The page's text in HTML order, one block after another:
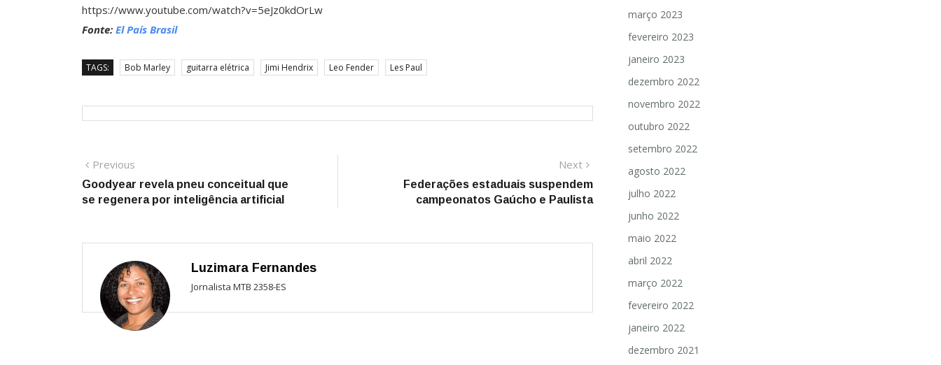
https://www.youtube.com/watch?v=5eJz0kdOrLw
Fonte: El País Brasil
TAGS: Bob Marley guitarra elétrica Jimi Hendrix Leo Fender Les Paul
Navegação
de
Previous
post:
Goodyear revela pneu conceitual que
se regenera por inteligência artificial
Next
post:
Federações estaduais suspendem
campeonatos Gaúcho e Paulista
Luzimara Fernandes
Jornalista MTB 2358-ES
março 2023
fevereiro 2023
janeiro 2023
dezembro 2022
novembro 2022
outubro 2022
setembro 2022
agosto 2022
julho 2022
junho 2022
maio 2022
abril 2022
março 2022
fevereiro 2022
janeiro 2022
dezembro 2021